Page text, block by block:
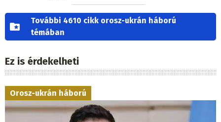
További 4610 cikk orosz-ukrán háború
témában
Ez is érdekelheti
Orosz-ukrán háború